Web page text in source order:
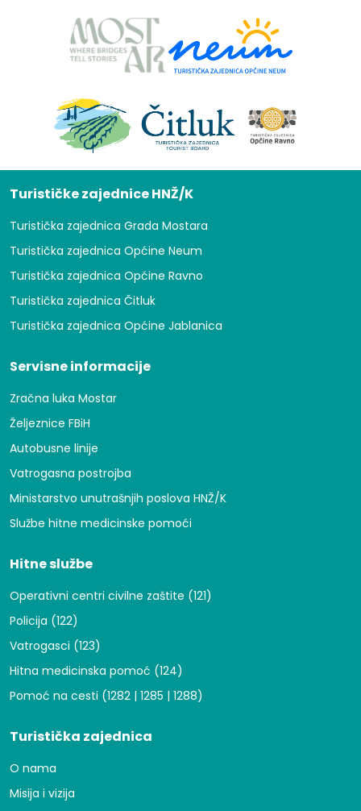
Turističke zajednice HNŽ/K
Turistička zajednica Grada Mostara
Turistička zajednica Općine Neum
Turistička zajednica Općine Ravno
Turistička zajednica Čitluk
Turistička zajednica Općine Jablanica
Servisne informacije
Zračna luka Mostar
Željeznice FBiH
Autobusne linije
Vatrogasna postrojba
Ministarstvo unutrašnjih poslova HNŽ/K
Službe hitne medicinske pomoći
Hitne službe
Operativni centri civilne zaštite (121)
Policija (122)
Vatrogasci (123)
Hitna medicinska pomoć (124)
Pomoć na cesti (1282 | 1285 | 1288)
Turistička zajednica
O nama
Misija i vizija